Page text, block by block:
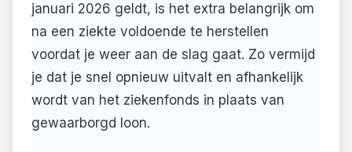
januari 2026 geldt, is het extra belangrijk om
na een ziekte voldoende te herstellen
voordat je weer aan de slag gaat. Zo vermijd
je dat je snel opnieuw uitvalt en afhankelijk
wordt van het ziekenfonds in plaats van
gewaarborgd loon.